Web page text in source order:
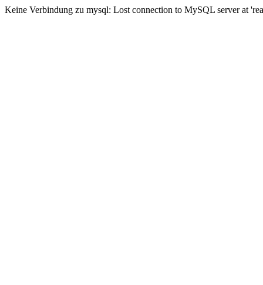
Keine Verbindung zu mysql: Lost connection to MySQL server at